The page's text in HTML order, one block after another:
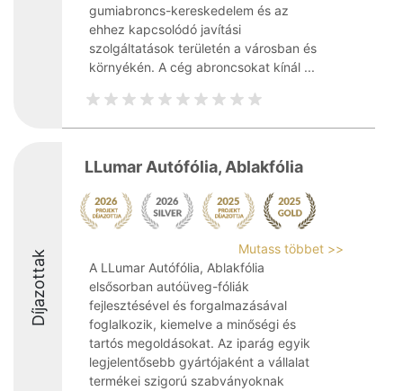
gumiabroncs-kereskedelem és az
ehhez kapcsolódó javítási
szolgáltatások területén a városban és
környékén. A cég abroncsokat kínál ...
Díjazottak
LLumar Autófólia, Ablakfólia
Mutass többet >>
A LLumar Autófólia, Ablakfólia
elsősorban autóüveg-fóliák
fejlesztésével és forgalmazásával
foglalkozik, kiemelve a minőségi és
tartós megoldásokat. Az iparág egyik
legjelentősebb gyártójaként a vállalat
termékei szigorú szabványoknak